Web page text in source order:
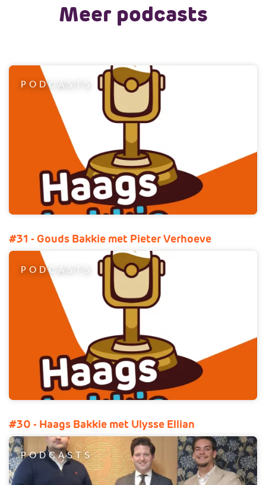
Meer podcasts
PODCASTS
#31 - Gouds Bakkie met Pieter Verhoeve
PODCASTS
#30 - Haags Bakkie met Ulysse Ellian
PODCASTS